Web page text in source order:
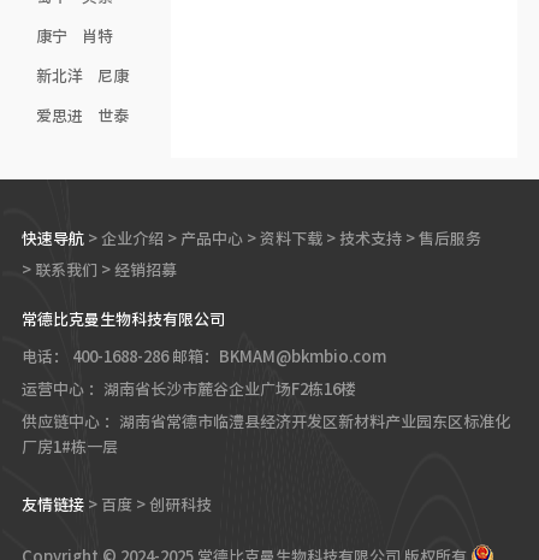
康宁 肖特
新北洋 尼康
爱思进 世泰
快速导航 > 企业介绍 > 产品中心 > 资料下载 > 技术支持 > 售后服务
> 联系我们 > 经销招募
常德比克曼生物科技有限公司
电话： 400-1688-286邮箱：BKMAM@bkmbio.com
运营中心 ：湖南省长沙市麓谷企业广场F2栋16楼
供应链中心 ：湖南省常德市临澧县经济开发区新材料产业园东区标准化
厂房1#栋一层
友情链接 > 百度 > 创研科技
Copyright © 2024-2025 常德比克曼生物科技有限公司 版权所有